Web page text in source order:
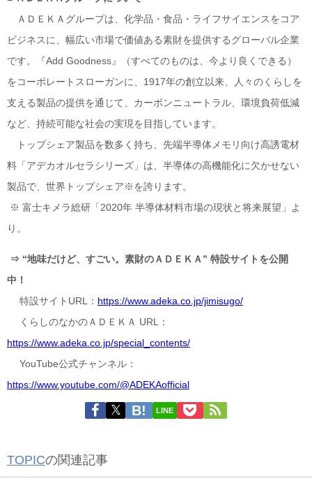
ＡＤＥＫＡグループは、化学品・食品・ライフサイエンスをコア
ビジネスに、幅広い市場で価値ある素財を提供するグローバル企業
です。『Add Goodness』（すべてのものは、今より良くできる）
をコーポレートスローガンに、1917年の創立以来、人々のくらしを
支える製品の提供を通じて、カーボンニュートラル、環境負荷低減
など、持続可能な社会の実現を目指しています。
トップシェア製品を数多く持ち、先端半導体メモリ向け高誘電材
料「アデカオルセラシリーズ」は、半導体の高機能化に欠かせない
製品で、世界トップシェア※を誇ります。
※ 富士キメラ総研「2020年 半導体材料市場の現状と将来展望」よ
り。
⇒ “地味だけど、すごい。素財のＡＤＥＫＡ” 特設サイトを公開
中！
特設サイトURL： https://www.adeka.co.jp/jimisugo/
くらしのなかのＡＤＥＫＡ URL：
https://www.adeka.co.jp/special_contents/
YouTube公式チャンネル：
https://www.youtube.com/@ADEKAofficial
LINE
TOPICの関連記事